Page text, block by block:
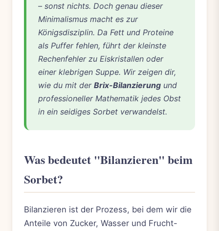
– sonst nichts. Doch genau dieser
Minimalismus macht es zur
Königsdisziplin. Da Fett und Proteine
als Puffer fehlen, führt der kleinste
Rechenfehler zu Eiskristallen oder
einer klebrigen Suppe. Wir zeigen dir,
wie du mit der Brix-Bilanzierung und
professioneller Mathematik jedes Obst
in ein seidiges Sorbet verwandelst.
Was bedeutet "Bilanzieren" beim
Sorbet?
Bilanzieren ist der Prozess, bei dem wir die
Anteile von Zucker, Wasser und Frucht-